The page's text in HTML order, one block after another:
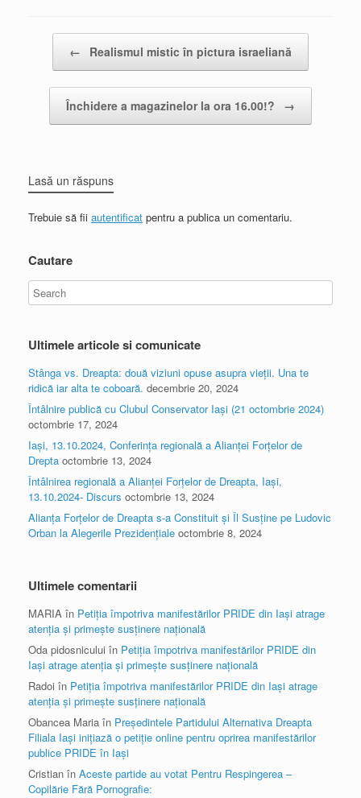
← Realismul mistic în pictura israeliană
Închidere a magazinelor la ora 16.00!? →
Lasă un răspuns
Trebuie să fii autentificat pentru a publica un comentariu.
Cautare
Ultimele articole si comunicate
Stânga vs. Dreapta: două viziuni opuse asupra vieții. Una te
ridică iar alta te coboară. decembrie 20, 2024
Întâlnire publică cu Clubul Conservator Iași (21 octombrie 2024)
octombrie 17, 2024
Iași, 13.10.2024, Conferința regională a Alianței Forțelor de
Drepta octombrie 13, 2024
Întâlnirea regională a Alianței Forțelor de Dreapta, Iași,
13.10.2024- Discurs octombrie 13, 2024
Alianța Forțelor de Dreapta s-a Constituit și Îl Susține pe Ludovic
Orban la Alegerile Prezidențiale octombrie 8, 2024
Ultimele comentarii
MARIA în Petiția împotriva manifestărilor PRIDE din Iași atrage
atenția și primește susținere națională
Oda pidosnicului în Petiția împotriva manifestărilor PRIDE din
Iași atrage atenția și primește susținere națională
Radoi în Petiția împotriva manifestărilor PRIDE din Iași atrage
atenția și primește susținere națională
Obancea Maria în Președintele Partidului Alternativa Dreapta
Filiala Iași inițiază o petiție online pentru oprirea manifestărilor
publice PRIDE în Iași
Cristian în Aceste partide au votat Pentru Respingerea –
Copilărie Fără Pornografie: